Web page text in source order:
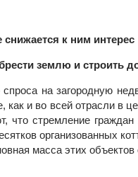
к ним интерес
землю и строить
на загородную
как и во всей отрасли
что стремление
организованных
масса этих